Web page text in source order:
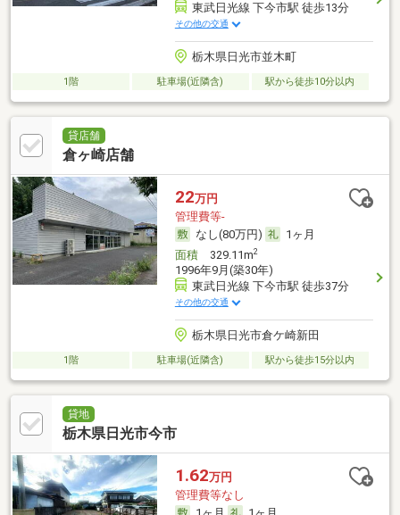
東武日光線 下今市駅 徒歩13分
その他の交通
栃木県日光市並木町
1階 駐車場(近隣含) 駅から徒歩10分以内
貸店舗
倉ヶ崎店舗
22万円
管理費等-
なし(80万円)
1ヶ月
面積329.11m2
1996年9月(築30年)
東武日光線 下今市駅 徒歩37分
その他の交通
栃木県日光市倉ケ崎新田
1階 駐車場(近隣含) 駅から徒歩15分以内
貸地
栃木県日光市今市
1.62万円
管理費等なし